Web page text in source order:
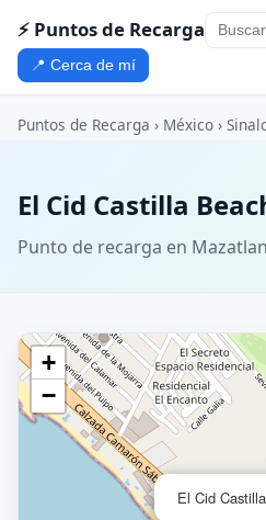
⚡ Puntos de Recarga
📍 Cerca de mí
Puntos de Recarga › México ›
El Cid Castilla
Punto de recarga en
El Cid
+
−